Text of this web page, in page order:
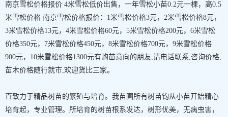
南京雪松价格报价 4米雪松低价出售，一年雪松小苗0.2元一棵，高0.5
米雪松价格 南京雪松价格报价：1米雪松价格3元，2米雪松价格8元，
3米雪松价格13元，4米雪松价格60元，5米雪松价格200元，6米雪松
价格350元，7米雪松价格450元，8米雪松价格700元，9米雪松价格
900元，10米雪松价格1300元有购苗意向的朋友,请电话联系,咨询价格,
苗木价格随行就市,欢迎货比三家。
直致力于精品树苗的繁殖与培育。我苗圃所有树苗钧从小苗开始精心
培育起，专业管理。所培育的树苗根系发达，树形优美，无病虫害，